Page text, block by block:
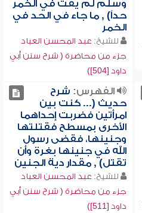
وسلم لم يقت في الخمر
حداً) , ما جاء في الحد في
الخمر
للشيخ: عبد المحسن العباد
جزء من محاضرة ( شرح سنن أبي
داود [504])
الفهرس: شرح
حديث (... كنت بين
امرأتين فضربت إحداهما
الأخرى بمسطح فقتلتها
وجنينها، فقضى رسول
الله في جنينها بغرة وأن
تقتل) , مقدار دية الجنين
للشيخ: عبد المحسن العباد
جزء من محاضرة ( شرح سنن أبي
داود [511])